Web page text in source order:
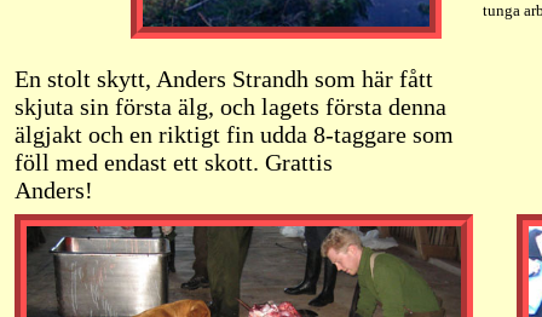
En stolt skytt, Anders Strandh som här fått
skjuta sin första älg, och lagets första denna
älgjakt och en riktigt fin udda 8-taggare som
föll med endast ett skott. Grattis
Anders!
tunga